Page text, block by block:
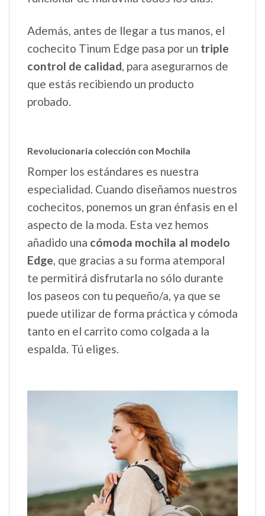
Además, antes de llegar a tus manos, el
cochecito Tinum Edge pasa por un triple
control de calidad, para asegurarnos de
que estás recibiendo un producto
probado.
Revolucionaria colección con Mochila
Romper los estándares es nuestra
especialidad. Cuando diseñamos nuestros
cochecitos, ponemos un gran énfasis en el
aspecto de la moda. Esta vez hemos
añadido una cómoda mochila al modelo
Edge, que gracias a su forma atemporal
te permitirá disfrutarla no sólo durante
los paseos con tu pequeño/a, ya que se
puede utilizar de forma práctica y cómoda
tanto en el carrito como colgada a la
espalda. Tú eliges.